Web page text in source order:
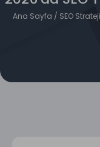
Ana Sayfa / SEO